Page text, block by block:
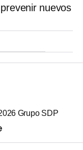
nuevos
Grupo SDP